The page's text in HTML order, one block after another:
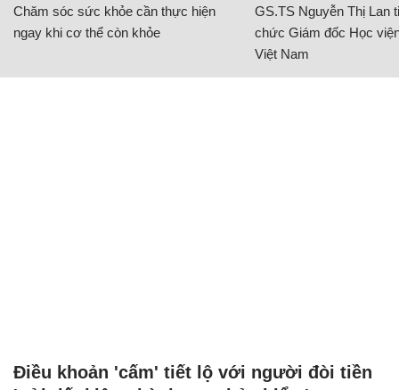
Chăm sóc sức khỏe cần thực hiện
ngay khi cơ thể còn khỏe
GS.TS Nguyễn Thị Lan
chức Giám đốc Học
Việt Nam
Điều khoản 'cấm' tiết lộ với người đòi tiền